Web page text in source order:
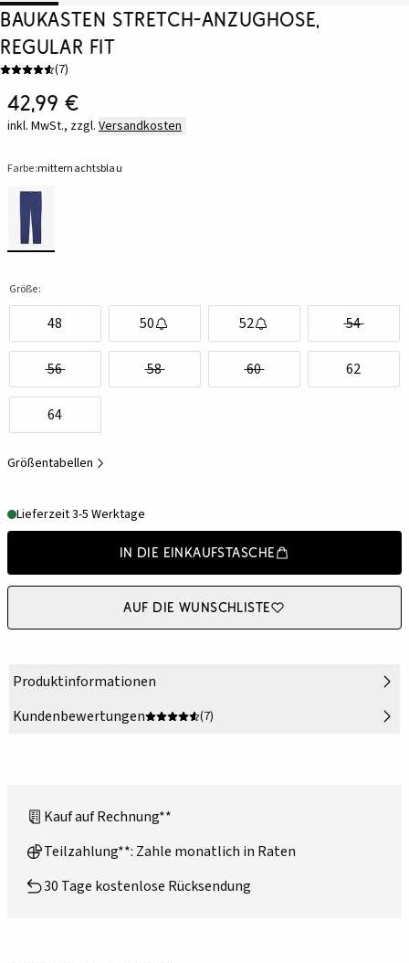
Baukasten Stretch-Anzughose,
Regular Fit
(7)
42,99 €
inkl. MwSt., zzgl. Versandkosten
Farbe:mitternachtsblau
Größe:
48 50 52 54
56 58 60 62
64
Größentabellen
Lieferzeit 3-5 Werktage
In die Einkaufstasche
Auf die Wunschliste
Produktinformationen
Kundenbewertungen
(7)
Kauf auf Rechnung**
Teilzahlung**: Zahle monatlich in Raten
30 Tage kostenlose Rücksendung